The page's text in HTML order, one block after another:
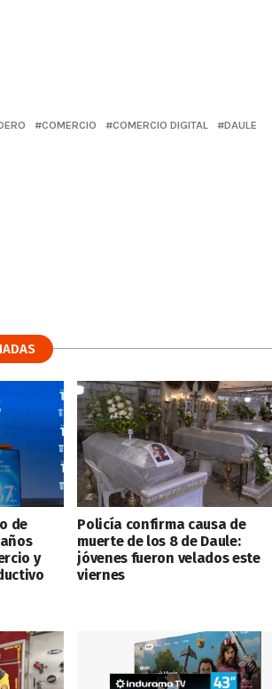
COMERCIO COMERCIO DIGITAL
DAULE
de
y
Policía confirma causa de
muerte de los 8 de Daule:
jóvenes fueron velados este
viernes